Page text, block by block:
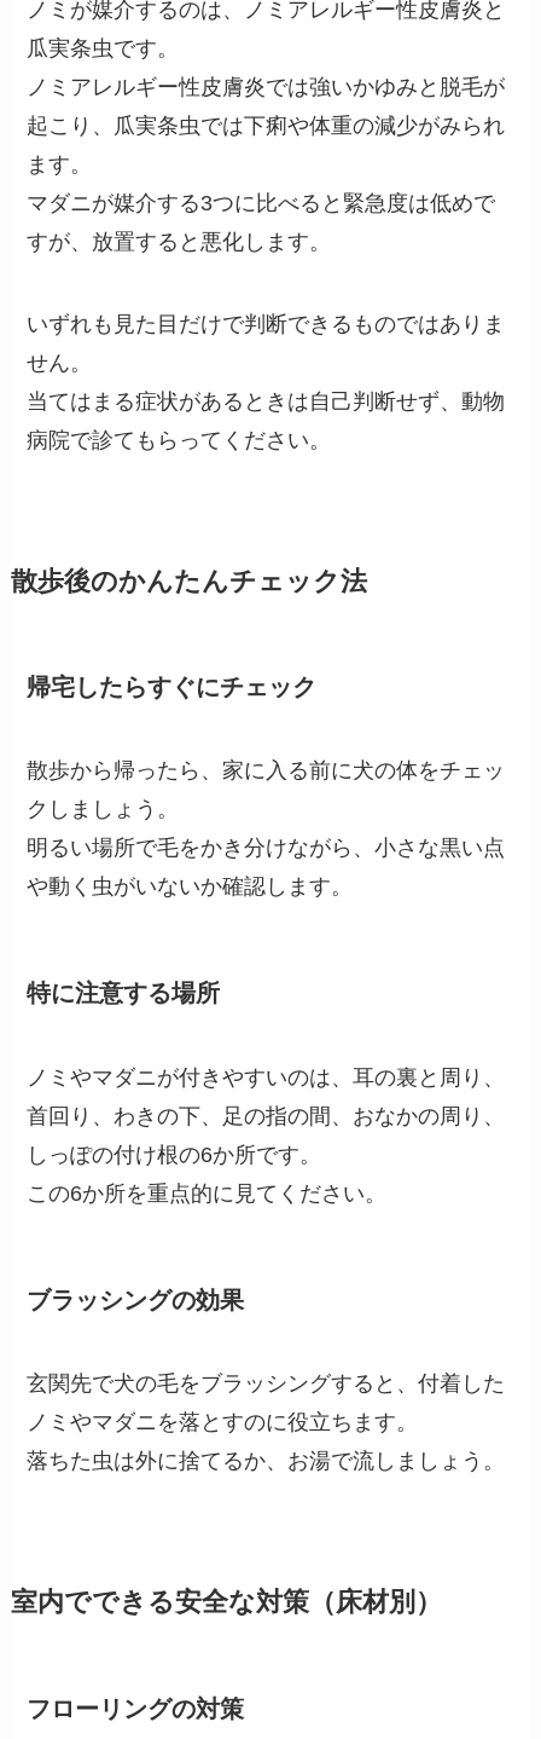
ノミが媒介するのは、ノミアレルギー性皮膚炎と
瓜実条虫です。
ノミアレルギー性皮膚炎では強いかゆみと脱毛が
起こり、瓜実条虫では下痢や体重の減少がみられ
ます。
マダニが媒介する3つに比べると緊急度は低めで
すが、放置すると悪化します。
いずれも見た目だけで判断できるものではありま
せん。
当てはまる症状があるときは自己判断せず、動物
病院で診てもらってください。
散歩後のかんたんチェック法
帰宅したらすぐにチェック
散歩から帰ったら、家に入る前に犬の体をチェッ
クしましょう。
明るい場所で毛をかき分けながら、小さな黒い点
や動く虫がいないか確認します。
特に注意する場所
ノミやマダニが付きやすいのは、耳の裏と周り、
首回り、わきの下、足の指の間、おなかの周り、
しっぽの付け根の6か所です。
この6か所を重点的に見てください。
ブラッシングの効果
玄関先で犬の毛をブラッシングすると、付着した
ノミやマダニを落とすのに役立ちます。
落ちた虫は外に捨てるか、お湯で流しましょう。
室内でできる安全な対策（床材別）
フローリングの対策